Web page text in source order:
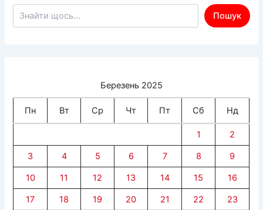
Генічеську
Пошук по сайту
Пошук
Березень 2025
Пн Вт Ср Чт Пт Сб Нд
1 2
3 4 5 6 7 8 9
10 11 12 13 14 15 16
17 18 19 20 21 22 23